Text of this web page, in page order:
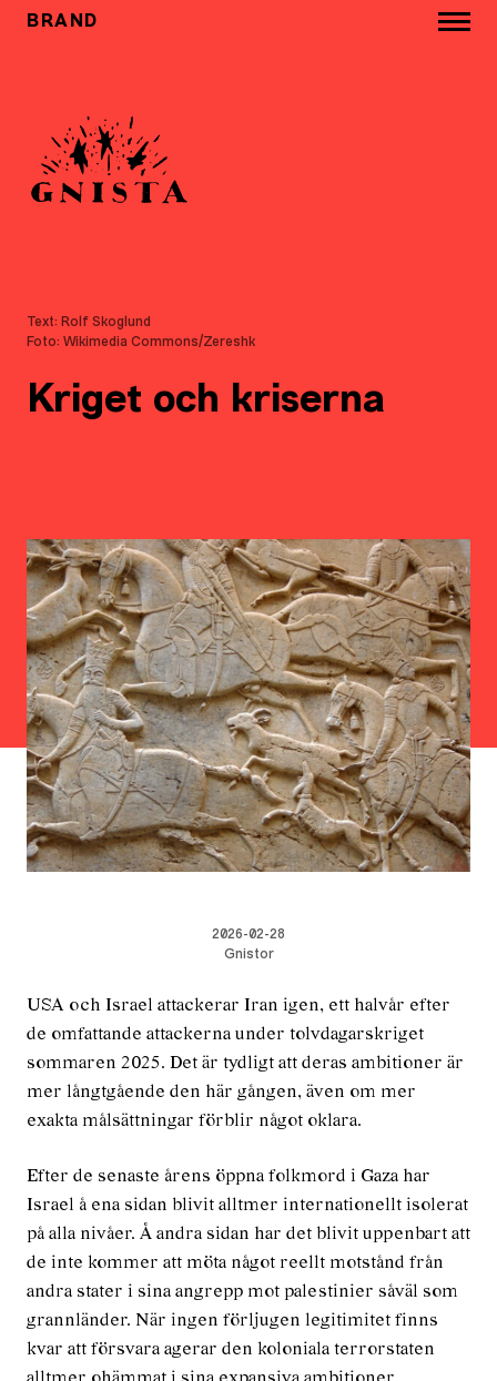
BRAND
Text: Rolf Skoglund
Foto: Wikimedia Commons/Zereshk
Kriget och kriserna
2026-02-28
Gnistor
USA och Israel attackerar Iran igen, ett halvår efter
de omfattande attackerna under tolvdagarskriget
sommaren 2025. Det är tydligt att deras ambitioner är
mer långtgående den här gången, även om mer
exakta målsättningar förblir något oklara.
Efter de senaste årens öppna folkmord i Gaza har
Israel å ena sidan blivit alltmer internationellt isolerat
på alla nivåer. Å andra sidan har det blivit uppenbart att
de inte kommer att möta något reellt motstånd från
andra stater i sina angrepp mot palestinier såväl som
grannländer. När ingen förljugen legitimitet finns
kvar att försvara agerar den koloniala terrorstaten